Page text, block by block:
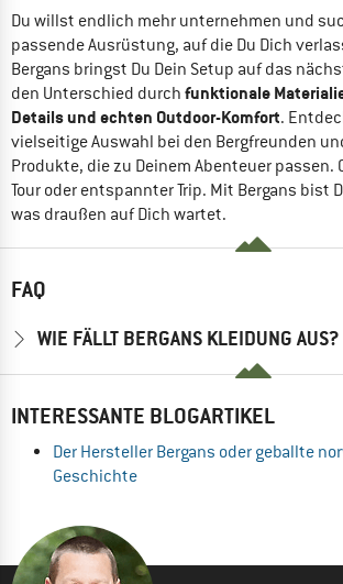
Du willst endlich mehr unternehmen und
passende Ausrüstung, auf die Du Dich
Bergans bringst Du Dein Setup auf das
den Unterschied durch funktionale
Details und echten Outdoor-Komfort.
vielseitige Auswahl bei den Bergfreunden
Produkte, die zu Deinem Abenteuer passen.
Tour oder entspannter Trip. Mit Bergans bist
was draußen auf Dich wartet.
FAQ
WIE FÄLLT BERGANS KLEIDUNG AUS?
INTERESSANTE BLOGARTIKEL
Der Hersteller Bergans oder geballte
Geschichte